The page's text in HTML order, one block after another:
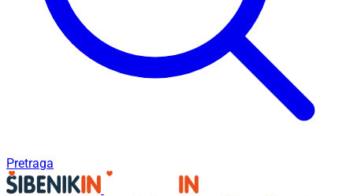
Pretraga